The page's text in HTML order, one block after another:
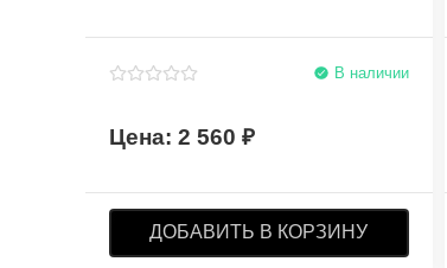
В наличии
2 560
ДОБАВИТЬ В КОРЗИНУ